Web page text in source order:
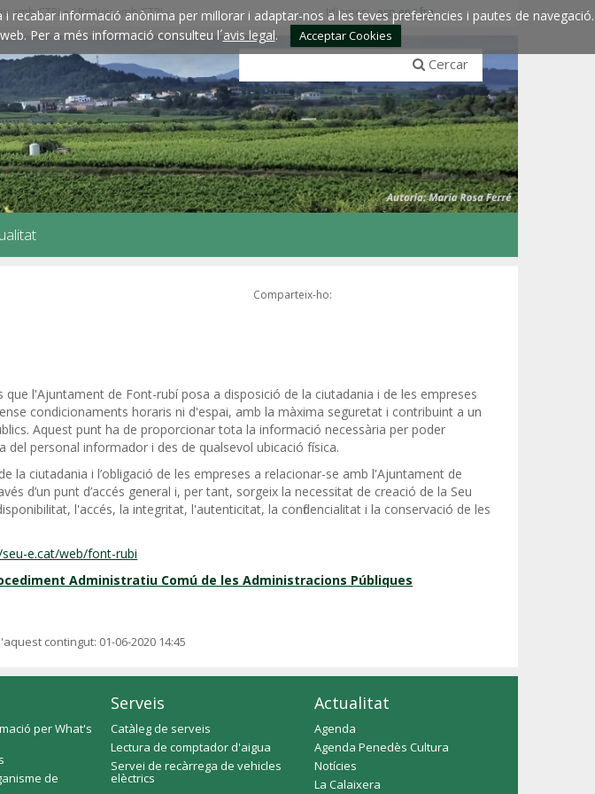
informació anònima per millorar i adaptar-nos a les teves preferències i pautes de navegació.
Per a més informació consulteu l´avis legal. Acceptar Cookies
amb CTRL+ / Reduïu amb CTRL- Idiomes:esp engfra
Cercar
Comparteix-ho:
que l'Ajuntament de Font-rubí posa a disposició de la ciutadania i de les empreses
condicionaments horaris ni d'espai, amb la màxima seguretat i contribuint a un
Aquest punt ha de proporcionar tota la informació necessària per poder
del personal informador i des de qualsevol ubicació física.
la ciutadania i l’obligació de les empreses a relacionar-se amb l'Ajuntament de
d’un punt d’accés general i, per tant, sorgeix la necessitat de creació de la Seu
l'accés, la integritat, l'autenticitat, la confidencialitat i la conservació de les
e.cat/web/font-rubi
Administratiu Comú de les Administracions Públiques
contingut: 01-06-2020 14:45
per What's
de
Serveis
Catàleg de serveis
Lectura de comptador d'aigua
Servei de recàrrega de vehicles
elèctrics
Actualitat
Agenda
Agenda Penedès Cultura
Notícies
La Calaixera